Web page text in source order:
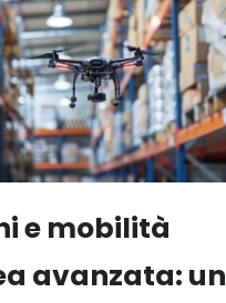
e mobilità
avanzata: un